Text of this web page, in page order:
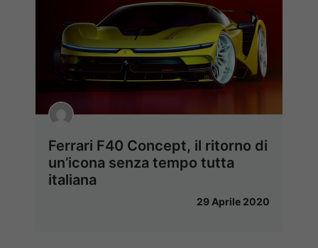
Ferrari F40 Concept, il ritorno di
un’icona senza tempo tutta
italiana
29 Aprile 2020